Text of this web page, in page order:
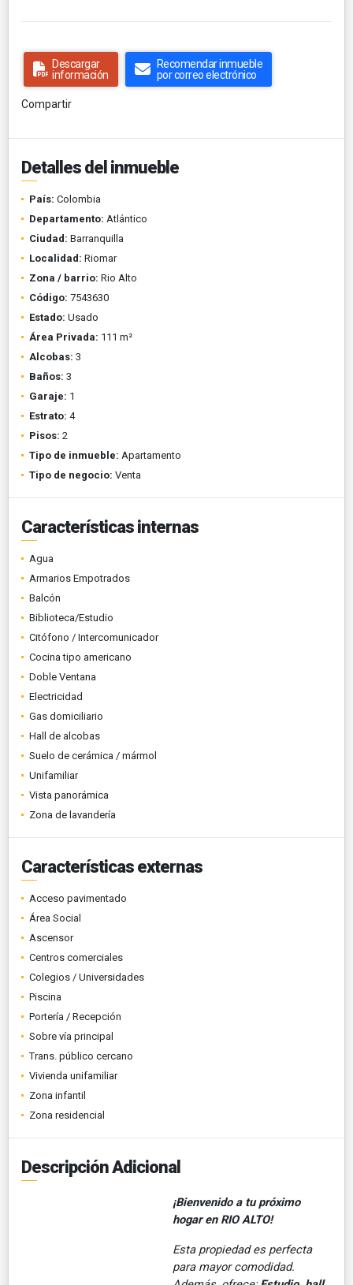
Descargar
información
Recomendar inmueble
por correo electrónico
Compartir
Detalles del inmueble
País: Colombia
Departamento: Atlántico
Ciudad: Barranquilla
Localidad: Riomar
Zona / barrio: Rio Alto
Código: 7543630
Estado: Usado
Área Privada: 111 m²
Alcobas: 3
Baños: 3
Garaje: 1
Estrato: 4
Pisos: 2
Tipo de inmueble: Apartamento
Tipo de negocio: Venta
Características internas
Agua
Armarios Empotrados
Balcón
Biblioteca/Estudio
Citófono / Intercomunicador
Cocina tipo americano
Doble Ventana
Electricidad
Gas domiciliario
Hall de alcobas
Suelo de cerámica / mármol
Unifamiliar
Vista panorámica
Zona de lavandería
Características externas
Acceso pavimentado
Área Social
Ascensor
Centros comerciales
Colegios / Universidades
Piscina
Portería / Recepción
Sobre vía principal
Trans. público cercano
Vivienda unifamiliar
Zona infantil
Zona residencial
Descripción Adicional
¡Bienvenido a tu próximo
hogar en RIO ALTO!
Esta propiedad es perfecta
para mayor comodidad.